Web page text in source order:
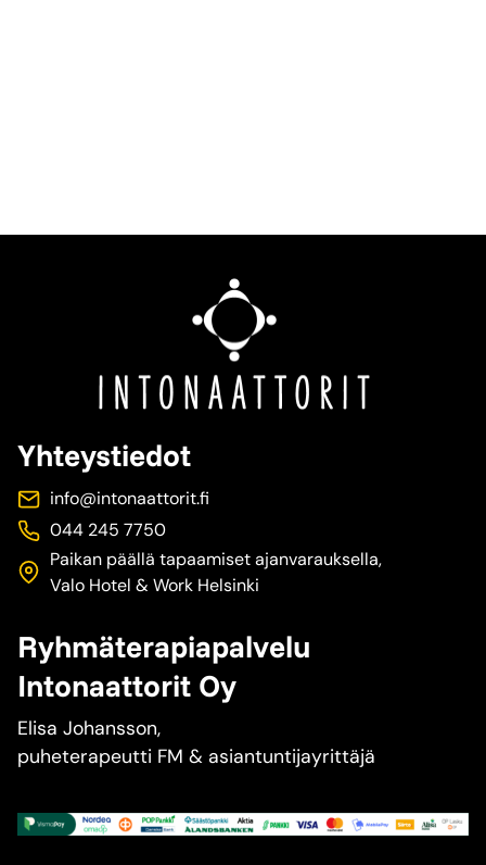
Yhteystiedot
info@intonaattorit.fi
044 245 7750
Paikan päällä tapaamiset ajanvarauksella,
Valo Hotel & Work Helsinki
Ryhmäterapiapalvelu
Intonaattorit Oy
Elisa Johansson,
puheterapeutti FM & asiantuntijayrittäjä